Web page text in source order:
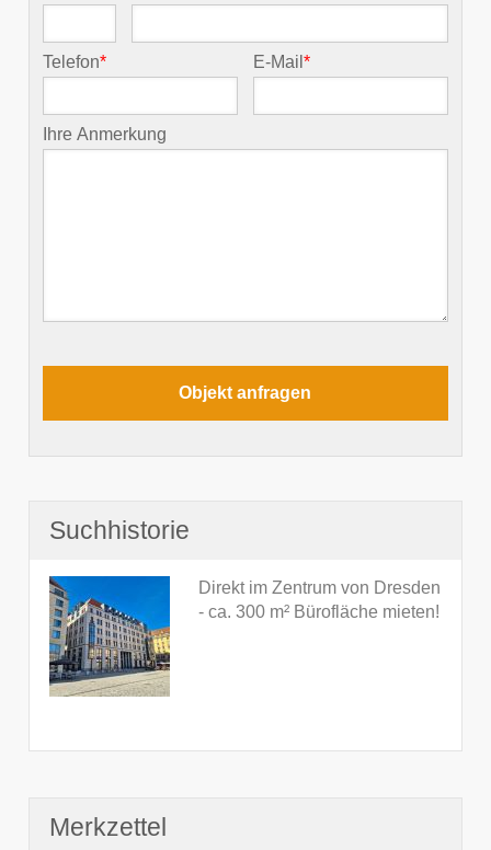
Telefon* E-Mail*
Ihre Anmerkung
Suchhistorie
Direkt im Zentrum von Dresden
- ca. 300 m² Bürofläche mieten!
Merkzettel